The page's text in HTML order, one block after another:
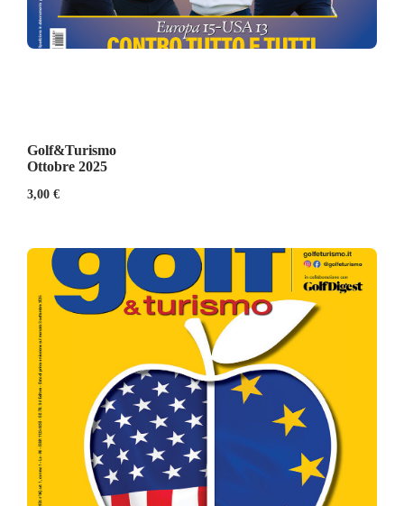
Golf&Turismo
Ottobre 2025
3,00 €